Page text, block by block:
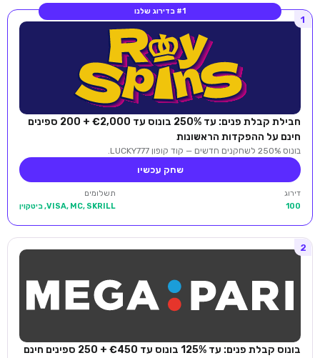
#1 בדירוג שלנו
1
חבילת קבלת פנים: עד 250% בונוס עד €2,000 + 200 ספינים
חינם על ההפקדות הראשונות
בונוס 250% לשחקנים חדשים — קוד קופון LUCKY777.
שחק עכשיו
דירוג
100
תשלומים
VISA, MC, SKRILL, ביטקוין
2
בונוס קבלת פנים: עד 125% בונוס עד €450 + 250 ספינים חינם